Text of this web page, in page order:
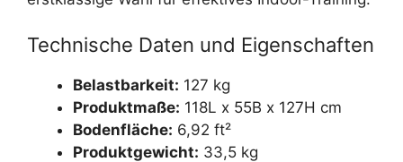
Technische Daten und Eigenschaften
Belastbarkeit: 127 kg
Produktmaße: 118L x 55B x 127H cm
Bodenfläche: 6,92 ft²
Produktgewicht: 33,5 kg